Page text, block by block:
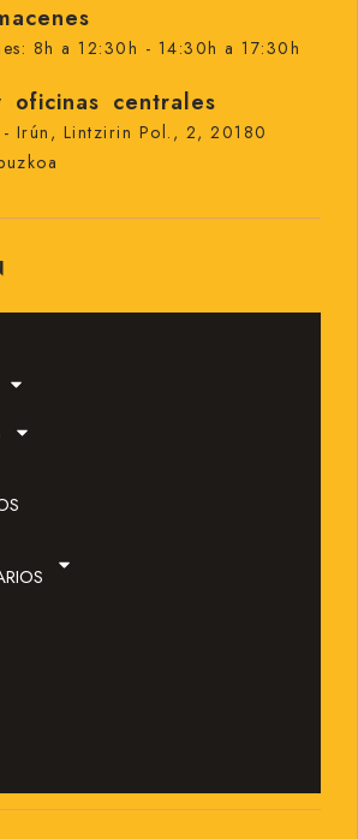
8h a 12:30h - 14:30h a 17:30h
oficinas centrales
Irún, Lintzirin Pol., 2, 20180